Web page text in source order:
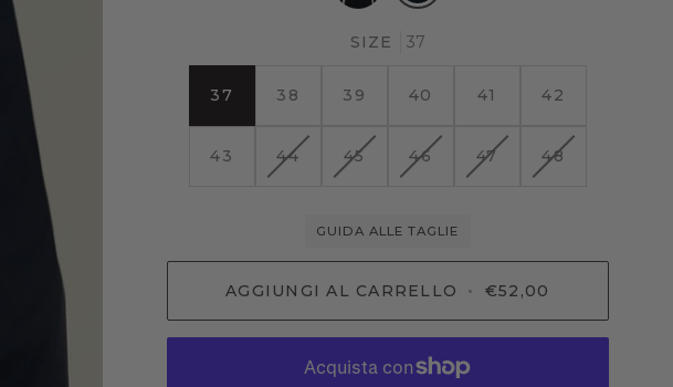
SIZE 37
37 38 39 40 41 42
43 44VARIANTE
ESAURITA
NON
45VARIANTE
ESAURITA
NON
46VARIANTE
ESAURITA
NON
47VARIANTE
ESAURITA
48VARIANTE
GUIDA ALLE TAGLIE
AGGIUNGI AL CARRELLO • €52,00